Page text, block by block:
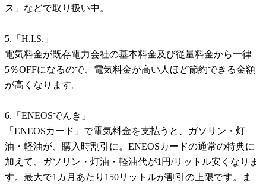
ス」などで取り扱い中。
5.「H.I.S.」
電気料金が既存電力会社の基本料金及び従量料金から一律
5％OFFになるので、電気料金が高い人ほど節約できる金額
が高くなります。
6.「ENEOSでんき」
「ENEOSカード」で電気料金を支払うと、ガソリン・灯
油・軽油が、購入時割引に。ENEOSカードの通常の特典に
加えて、ガソリン・灯油・軽油代が1円/リットル安くなりま
す。最大で1カ月あたり150リットルが割引の上限です。ま